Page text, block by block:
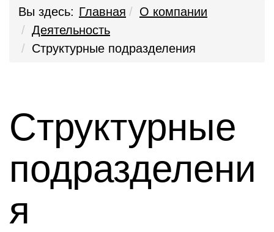
Вы здесь: Главная
О компании
Деятельность
Структурные подразделения
Структурные
подразделени
я